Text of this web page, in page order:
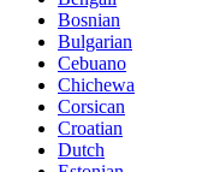
Bosnian
Bulgarian
Cebuano
Chichewa
Corsican
Croatian
Dutch